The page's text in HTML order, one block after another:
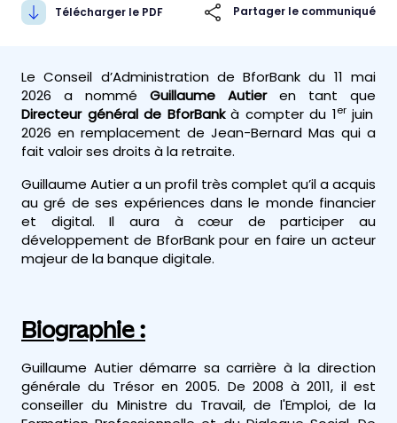
Télécharger le PDF Partager le communiqué
Le Conseil d’Administration de BforBank du 11 mai
2026 a nommé Guillaume Autier en tant que
Directeur général de BforBankà compter du 1erjuin
2026 en remplacement de Jean-Bernard Mas qui a
fait valoir ses droits à la retraite.
Guillaume Autier a un profil très complet qu’il a acquis
au gré de ses expériences dans le monde financier
et digital. Il aura à cœur de participer au
développement de BforBank pour en faire un acteur
majeur de la banque digitale.
Biographie :
Guillaume Autier démarre sa carrière à la direction
générale du Trésor en 2005. De 2008 à 2011, il est
conseiller du Ministre du Travail, de l'Emploi, de la